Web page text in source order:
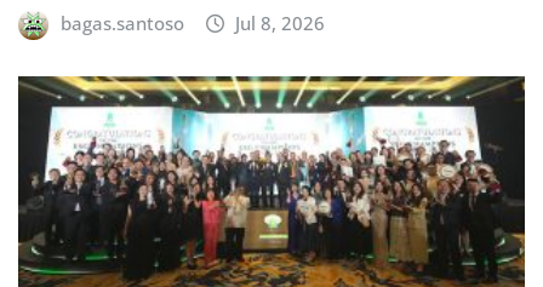
bagas.santoso Jul 8, 2026